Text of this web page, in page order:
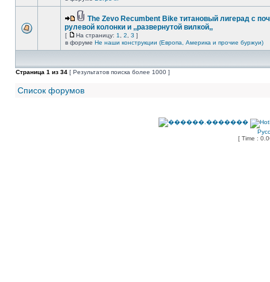
The Zevo Recumbent Bike титановый лигерад с
рулевой колонки и ,,развернутой вилкой,,
[ На страницу: 1 2 3 ]
в форуме Не наши конструкции (Европа, Америка и прочие буржуи)
Страница 1 из 34 [ Результатов поиска более 1000 ]
Список форумов
[ Time :